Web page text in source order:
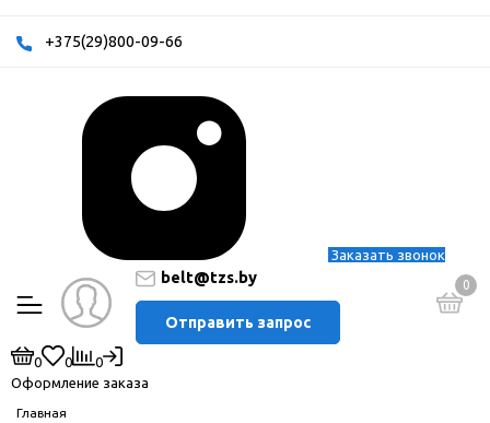
+375(29)800-09-66
Заказать звонок
belt@tzs.by
Отправить запрос
0
0 0
0
Оформление заказа
Главная